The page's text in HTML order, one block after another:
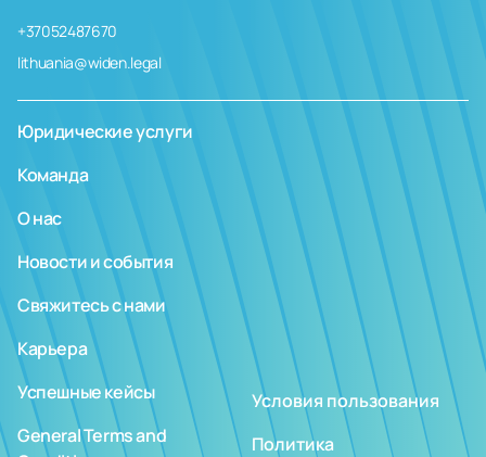
+37052487670
lithuania@widen.legal
Юридические услуги
Команда
О нас
Новости и события
Свяжитесь с нами
Карьера
Успешные кейсы
General Terms and
Условия пользования
Политика